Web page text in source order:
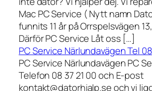
Mac PC Service ( Nytt namn
funnits 11 år på Orrspelsvägen
Därför PC Service Låt oss […]
PC Service Närlundavägen Tel
PC Service Närlundavägen PC
Telefon 08 37 21 00 och E-post
kontakt@datorhjalp.se och vi